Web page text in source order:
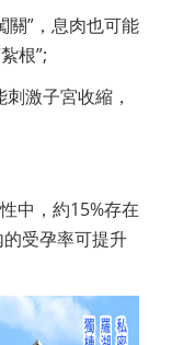
關”，息肉也可能
根”;
激子宮收縮，
中，約15%存在
受孕率可提升